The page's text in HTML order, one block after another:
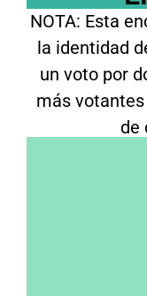
NOTA: Esta
la identidad
un voto por
más
de